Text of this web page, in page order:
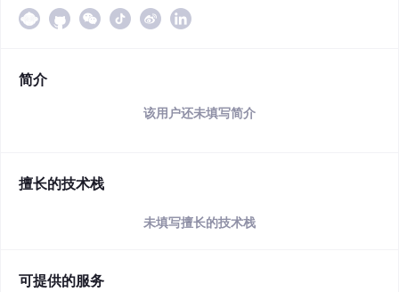
简介
该用户还未填写简介
擅长的技术栈
未填写擅长的技术栈
可提供的服务